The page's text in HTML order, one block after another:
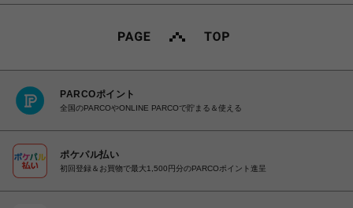
PARCOポイント
全国のPARCOやONLINE PARCOで貯まる＆使える
ポケパル払い
初回登録＆お買物で最大1,500円分のPARCOポイント進呈